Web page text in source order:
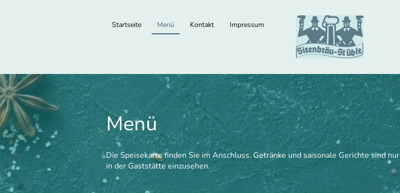
Startseite Menü Kontakt Impressum
Menü
Die Speisekarte finden Sie im Anschluss. Getränke und saisonale Gerichte sind nur
in der Gaststätte einzusehen.